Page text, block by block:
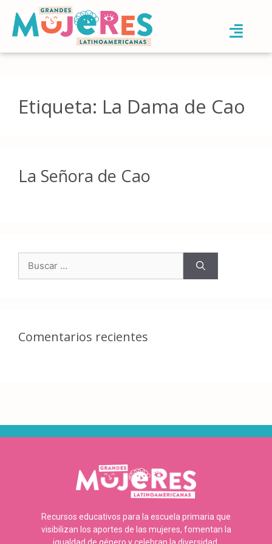
Etiqueta: La Dama de Cao
La Señora de Cao
Comentarios recientes
Recursos educativos para la escuela primaria que
visibilizan los aportes de las mujeres, fomentan la
igualdad de género y celebran la diversidad.